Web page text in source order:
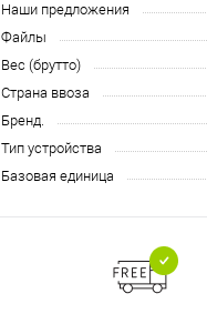
Наши предложения
Файлы
Вес (брутто)
Страна ввоза
Бренд.
Тип устройства
Базовая единица